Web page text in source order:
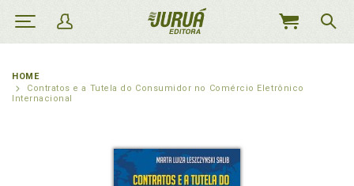
MEU
HOME
Contratos e a Tutela do Consumidor no Comércio Eletrônico
Internacional